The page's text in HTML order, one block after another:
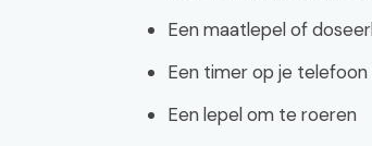
Een maatlepel of
Een timer op je telefoon
Een lepel om te roeren